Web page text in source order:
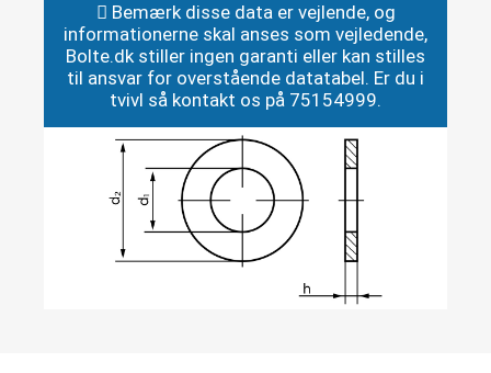
Bemærk disse data er vejlende, og
informationerne skal anses som vejledende,
Bolte.dk stiller ingen garanti eller kan stilles
til ansvar for overstående datatabel. Er du i
tvivl så kontakt os på 75154999.